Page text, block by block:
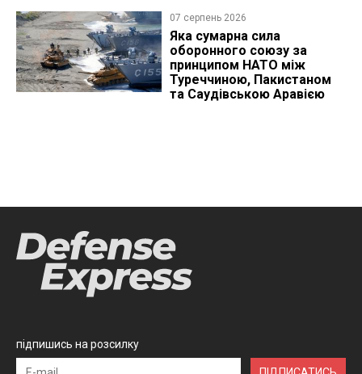
07 серпень 2026
Яка сумарна сила
оборонного союзу за
принципом НАТО між
Туреччиною, Пакистаном
та Саудівською Аравією
підпишись на розсилку